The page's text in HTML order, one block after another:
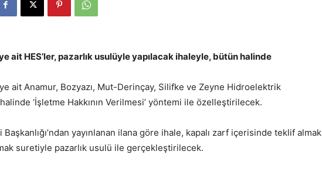
ait HES’ler, pazarlık usulüyle yapılacak ihaleyle, bütün halinde
ait Anamur, Bozyazı, Mut-Derinçay, Silifke ve Zeyne Hidroelektrik
‘İşletme Hakkının Verilmesi’ yöntemi ile özelleştirilecek.
yayınlanan ilana göre ihale, kapalı zarf içerisinde teklif almak
suretiyle pazarlık usulü ile gerçekleştirilecek.